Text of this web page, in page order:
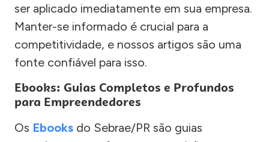
ser aplicado imediatamente em sua empresa.
Manter-se informado é crucial para a
competitividade, e nossos artigos são uma
fonte confiável para isso.
Ebooks: Guias Completos e Profundos
para Empreendedores
Os Ebooks do Sebrae/PR são guias